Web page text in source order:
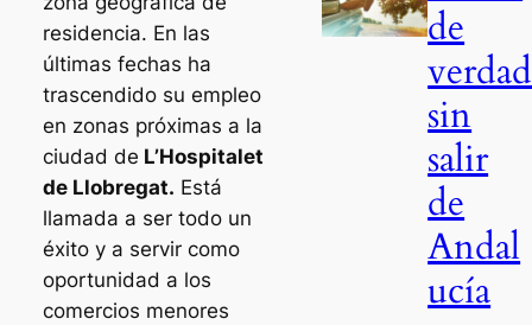
residencia. En las
últimas fechas ha
trascendido su empleo
en zonas próximas a la
ciudad de L’Hospitalet
de Llobregat. Está
llamada a ser todo un
éxito y a servir como
oportunidad a los
comercios menores
de
verdad
sin
salir
de
Andal
ucía